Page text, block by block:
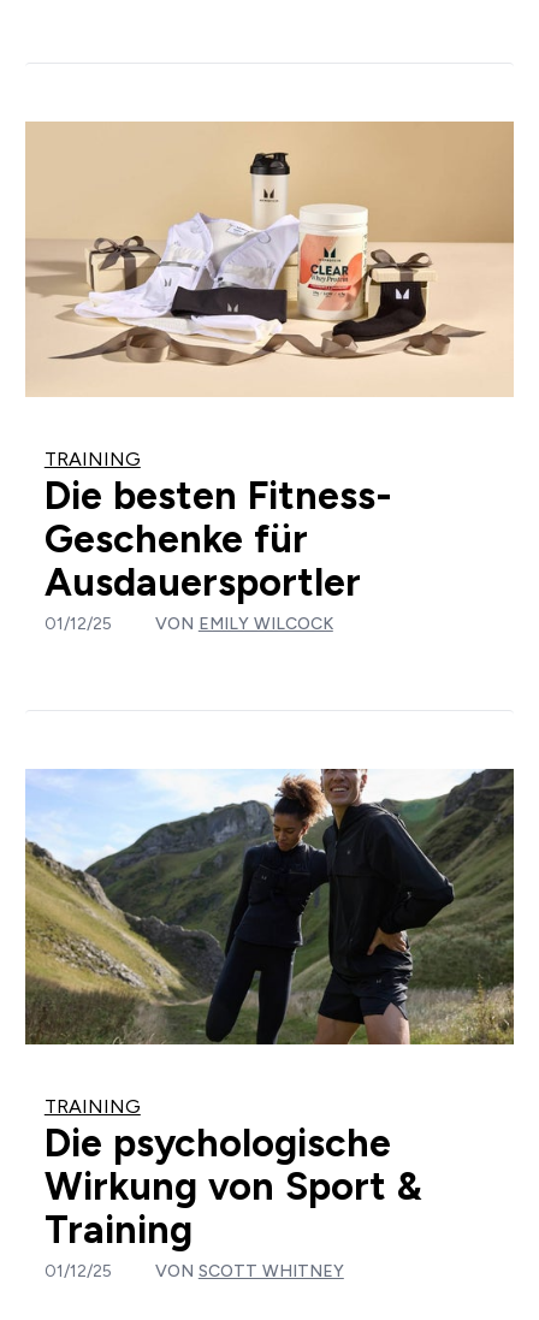
TRAINING
Die besten Fitness-
Geschenke für
Ausdauersportler
01/12/25 VON EMILY WILCOCK
TRAINING
Die psychologische
Wirkung von Sport &
Training
01/12/25 VON SCOTT WHITNEY